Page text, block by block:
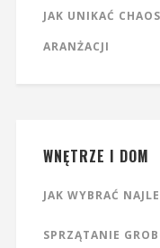
JAK UNIKAĆ
ARANŻACJI
WNĘTRZE I DOM
JAK WYBRAĆ
SPRZĄTANIE